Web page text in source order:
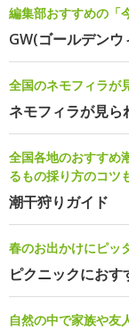
編集部おすすめの「
GW(ゴールデン
全国のネモフィラが
ネモフィラが見ら
全国各地のおすすめ
るもの採り方のコツ
潮干狩りガイド
春のお出かけにピッ
ピクニックにおす
自然の中で家族や友